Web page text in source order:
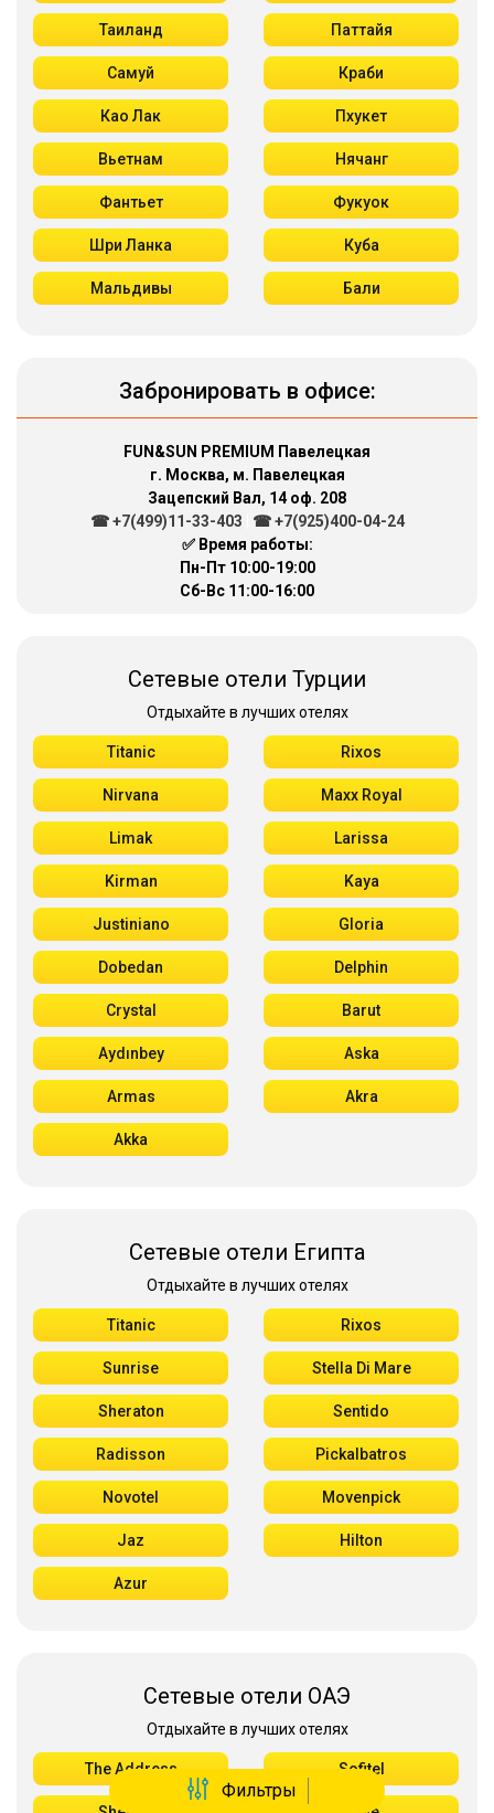
Фильтры
Таиланд Паттайя
Самуй Краби
Као Лак Пхукет
Вьетнам Нячанг
Фантьет Фукуок
Шри Ланка Куба
Мальдивы Бали
Забронировать в офисе:
FUN&SUN PREMIUM Павелецкая
г. Москва, м. Павелецкая
Зацепский Вал, 14 оф. 208
☎ +7(499)11-33-403
☎ +7(925)400-04-24
✅ Время работы:
Пн-Пт 10:00-19:00
Сб-Вс 11:00-16:00
Сетевые отели Турции
Отдыхайте в лучших отелях
Titanic Rixos
Nirvana Maxx Royal
Limak Larissa
Kirman Kaya
Justiniano Gloria
Dobedan Delphin
Crystal Barut
Aydınbey Aska
Armas Akra
Akka
Сетевые отели Египта
Отдыхайте в лучших отелях
Titanic Rixos
Sunrise Stella Di Mare
Sheraton Sentido
Radisson Pickalbatros
Novotel Movenpick
Jaz Hilton
Azur
Сетевые отели ОАЭ
Отдыхайте в лучших отелях
The Address Sofitel